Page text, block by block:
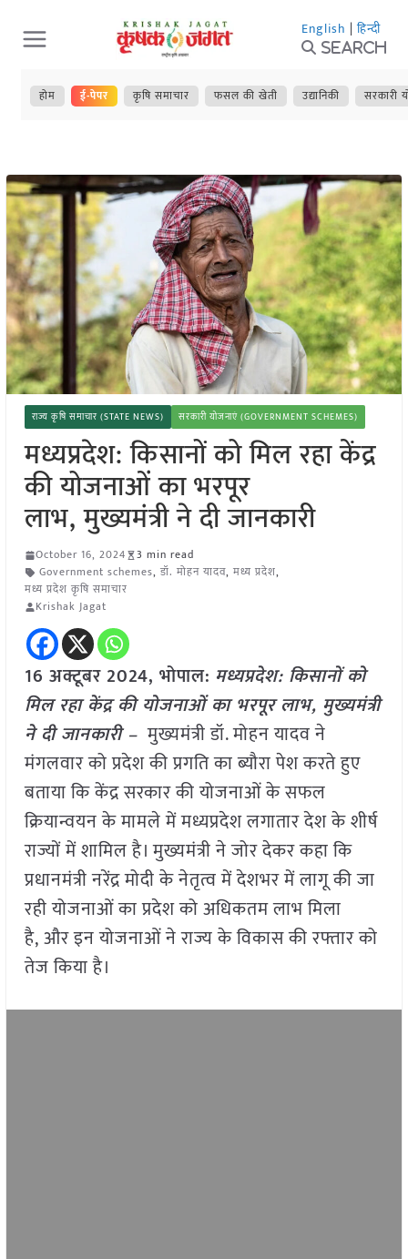
Skip
to
content
English | हिन्दी
Search
होम ई-पेपर कृषि समाचार फसल की खेती उद्यानिकी सरकारी
राज्य कृषि समाचार (STATE NEWS) सरकारी योजनाएं (GOVERNMENT SCHEMES)
मध्यप्रदेश: किसानों को मिल रहा केंद्र
की योजनाओं का भरपूर
लाभ, मुख्यमंत्री ने दी जानकारी
October 16, 2024
3 min read
Government schemes, डॉ. मोहन यादव, मध्य प्रदेश,
मध्य प्रदेश कृषि समाचार
Krishak Jagat
16 अक्टूबर 2024, भोपाल: मध्यप्रदेश: किसानों को
मिल रहा केंद्र की योजनाओं का भरपूर लाभ, मुख्यमंत्री
ने दी जानकारी – मुख्यमंत्री डॉ. मोहन यादव ने
मंगलवार को प्रदेश की प्रगति का ब्यौरा पेश करते हुए
बताया कि केंद्र सरकार की योजनाओं के सफल
क्रियान्वयन के मामले में मध्यप्रदेश लगातार देश के शीर्ष
राज्यों में शामिल है। मुख्यमंत्री ने जोर देकर कहा कि
प्रधानमंत्री नरेंद्र मोदी के नेतृत्व में देशभर में लागू की जा
रही योजनाओं का प्रदेश को अधिकतम लाभ मिला
है, और इन योजनाओं ने राज्य के विकास की रफ्तार को
तेज किया है।